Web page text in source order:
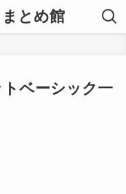
とめ館
ベーシック一